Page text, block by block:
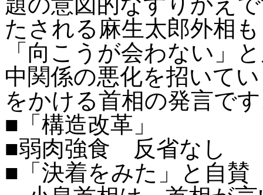
たされる麻生太郎外相
「向こうが会わない」
中関係の悪化を招いて
をかける首相の発言で
■「構造改革」
■弱肉強食 反省なし
■「決着をみた」と自賛